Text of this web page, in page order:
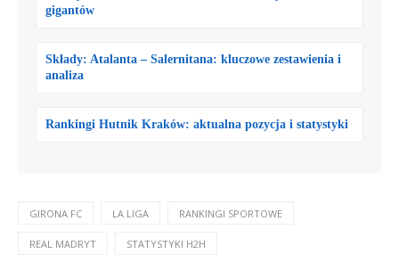
gigantów
Składy: Atalanta – Salernitana: kluczowe zestawienia i
analiza
Rankingi Hutnik Kraków: aktualna pozycja i statystyki
GIRONA FC LA LIGA RANKINGI SPORTOWE
REAL MADRYT STATYSTYKI H2H